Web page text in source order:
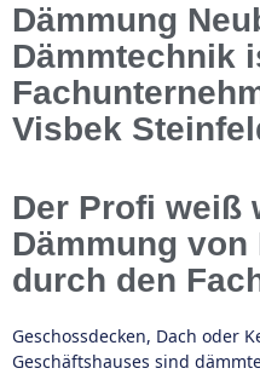
Dämmung
Dämmtechnik
Visbek
Der Profi weiß
Dämmung von
durch den
Geschossdecken, Dach oder
Geschäftshauses sind